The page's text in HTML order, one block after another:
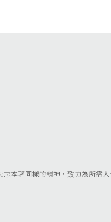
本著同樣的精神，致力為所需